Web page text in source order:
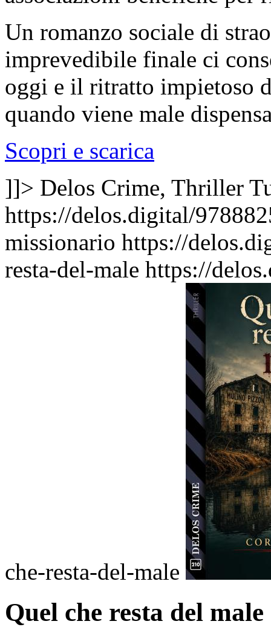
Un romanzo sociale di
imprevedibile finale ci
oggi e il ritratto impietoso
quando viene male
Scopri e scarica
]]> Delos Crime, Thriller
https://delos.digital/
missionario https://
resta-del-male https://
che-resta-del-male
Quel che resta del male